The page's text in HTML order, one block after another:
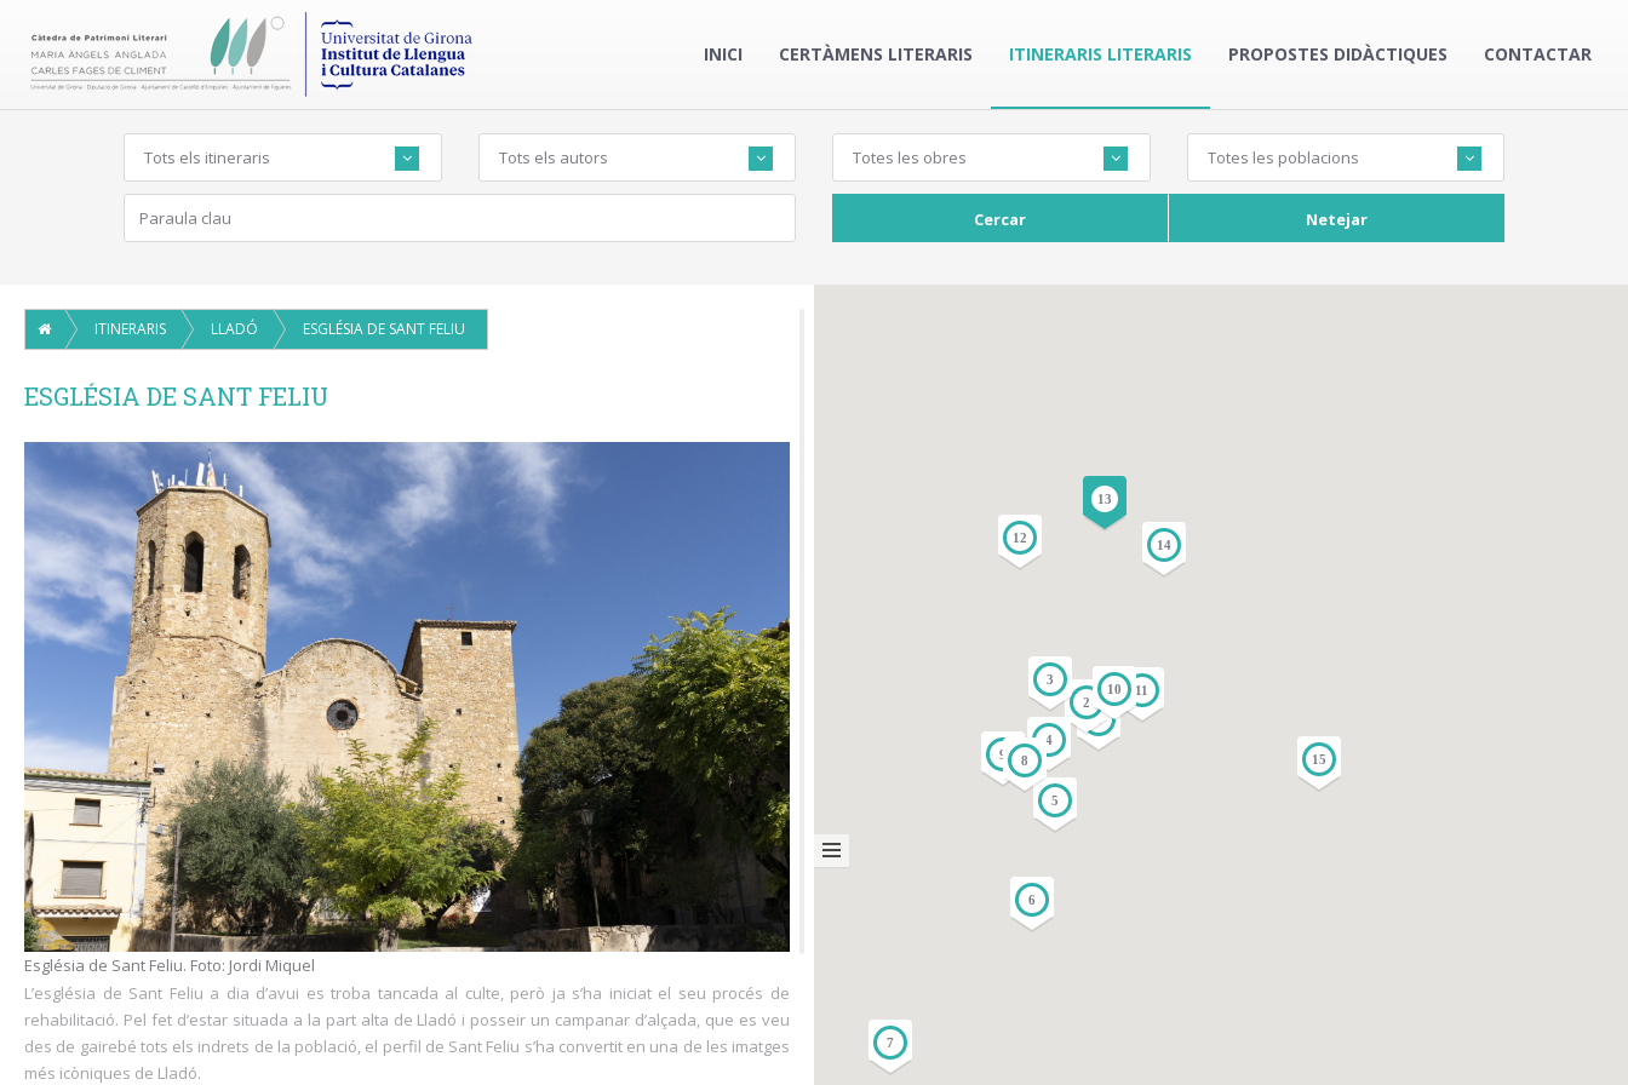
INICI CERTÀMENS LITERARIS ITINERARIS LITERARIS PROPOSTES DIDÀCTIQUES CONTACTAR
Tots els itineraris Tots els autors Totes les obres Totes les poblacions
Cercar Netejar
1
2
3
4
5
6
7
9
11
12
13
14
10
15
8
ITINERARIS LLADÓ ESGLÉSIA DE SANT FELIU
ESGLÉSIA DE SANT FELIU
Església de Sant Feliu. Foto: Jordi Miquel
L’església de Sant Feliu a dia d’avui es troba tancada al culte, però ja s’ha iniciat el seu procés de
rehabilitació. Pel fet d’estar situada a la part alta de Lladó i posseir un campanar d’alçada, que es veu
des de gairebé tots els indrets de la població, el perfil de Sant Feliu s’ha convertit en una de les imatges
més icòniques de Lladó.